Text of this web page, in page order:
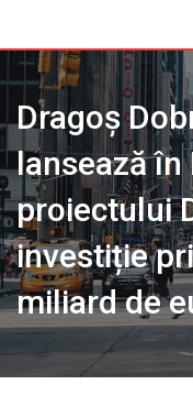
content
Dragoş
lansează în
proiectului
investiție
miliard de